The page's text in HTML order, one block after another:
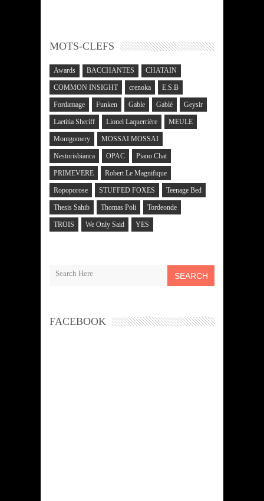
MOTS-CLEFS
Awards BACCHANTES CHATAIN
COMMON INSIGHT crenoka E.S.B
Fordamage Funken Gable Gablé Geysir
Laetitia Sheriff Lionel Laquerrière MEULE
Montgomery MOSSAI MOSSAI
Nestorisbianca OPAC Piano Chat
PRIMEVERE Robert Le Magnifique
Ropoporose STUFFED FOXES Teenage Bed
Thesis Sahib Thomas Poli Tordeonde
TROIS We Only Said YES
SEARCH
FACEBOOK